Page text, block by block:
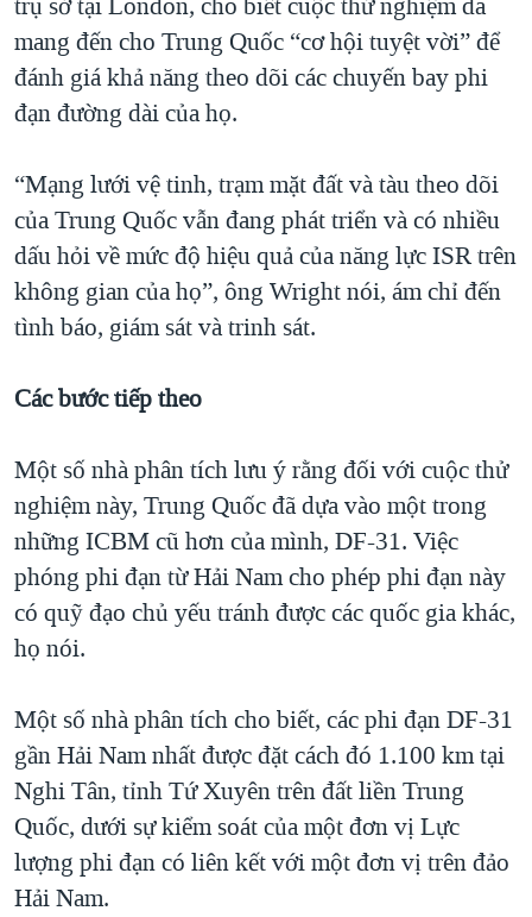
mang đến cho Trung Quốc “cơ hội tuyệt vời” để
đánh giá khả năng theo dõi các chuyến bay phi
đạn đường dài của họ.
“Mạng lưới vệ tinh, trạm mặt đất và tàu theo dõi
của Trung Quốc vẫn đang phát triển và có nhiều
dấu hỏi về mức độ hiệu quả của năng lực ISR trên
không gian của họ”, ông Wright nói, ám chỉ đến
tình báo, giám sát và trinh sát.
Các bước tiếp theo
Một số nhà phân tích lưu ý rằng đối với cuộc thử
nghiệm này, Trung Quốc đã dựa vào một trong
những ICBM cũ hơn của mình, DF-31. Việc
phóng phi đạn từ Hải Nam cho phép phi đạn này
có quỹ đạo chủ yếu tránh được các quốc gia khác,
họ nói.
Một số nhà phân tích cho biết, các phi đạn DF-31
gần Hải Nam nhất được đặt cách đó 1.100 km tại
Nghi Tân, tỉnh Tứ Xuyên trên đất liền Trung
Quốc, dưới sự kiểm soát của một đơn vị Lực
lượng phi đạn có liên kết với một đơn vị trên đảo
Hải Nam.